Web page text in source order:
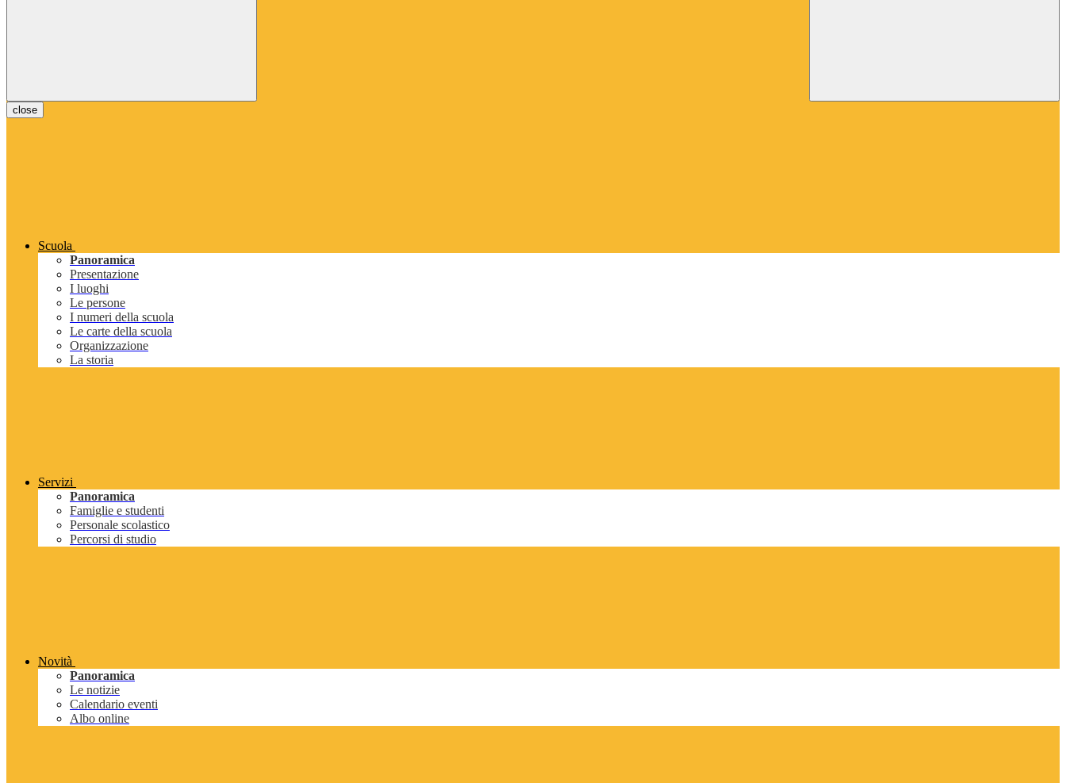
close
Scuola
Panoramica
Presentazione
I luoghi
Le persone
I numeri della scuola
Le carte della scuola
Organizzazione
La storia
Servizi
Panoramica
Famiglie e studenti
Personale scolastico
Percorsi di studio
Novità
Panoramica
Le notizie
Calendario eventi
Albo online